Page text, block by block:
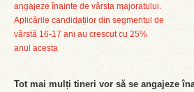
Tot mai mulți tineri vor să se angajeze